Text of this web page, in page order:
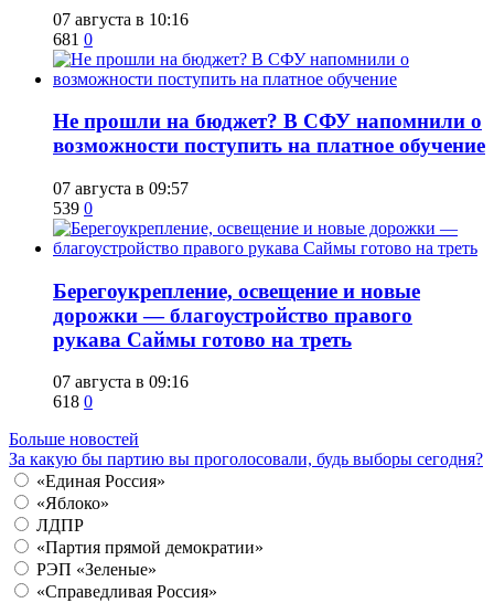
07 августа в 10:16
681 0
Не прошли на бюджет? В СФУ напомнили о
возможности поступить на платное обучение
07 августа в 09:57
539 0
Берегоукрепление, освещение и новые
дорожки — благоустройство правого
рукава Саймы готово на треть
07 августа в 09:16
618 0
Больше новостей
За какую бы партию вы проголосовали, будь выборы сегодня?
«Единая Россия»
«Яблоко»
ЛДПР
«Партия прямой демократии»
РЭП «Зеленые»
«Справедливая Россия»